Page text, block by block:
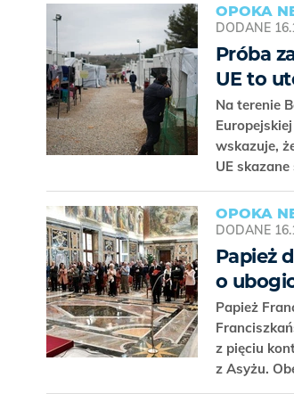
OPOKA
DODANE
Próba
UE to
Na terenie
wskazuje,
UE
OPOKA
DODANE
Papież
o
Papież
z pięciu
z Asyżu.